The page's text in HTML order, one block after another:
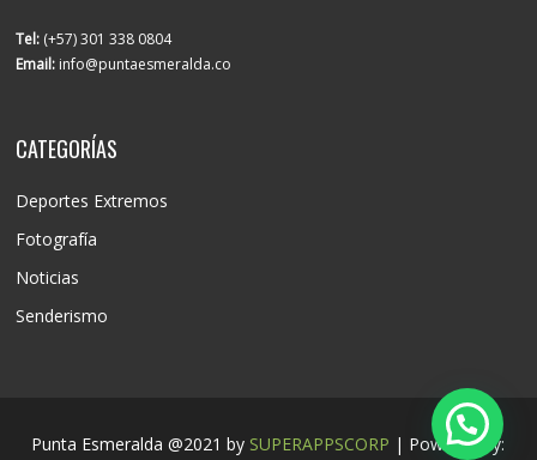
Tel: (+57) 301 338 0804
Email: info@puntaesmeralda.co
CATEGORÍAS
Deportes Extremos
Fotografía
Noticias
Senderismo
Punta Esmeralda @2021 by SUPERAPPSCORP | Powered by: